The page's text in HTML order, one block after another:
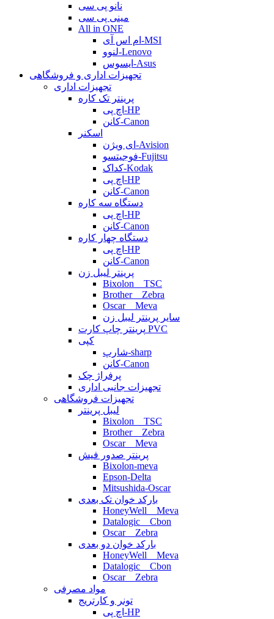
نانو پی سی
مینی پی سی
All in ONE
ام اس آی-MSI
لنوو-Lenovo
ایسوس-Asus
تجهیزات اداری و فروشگاهی
تجهیزات اداری
پرینتر تک کاره
اچ پی-HP
کانن-Canon
اسکنر
ای ویژن-Avision
فوجیتسو-Fujitsu
کداک-Kodak
اچ پی-HP
کانن-Canon
دستگاه سه کاره
اچ پی-HP
کانن-Canon
دستگاه چهار کاره
اچ پی-HP
کانن-Canon
پرینتر لیبل زن
Bixolon _ TSC
Brother _ Zebra
Oscar _ Meva
سایر پرینتر لیبل زن
پرینتر چاپ کارت PVC
کپی
شارپ-sharp
کانن-Canon
پرفراژ چک
تجهیزات جانبی اداری
تجهیزات فروشگاهی
لیبل پرینتر
Bixolon _ TSC
Brother _ Zebra
Oscar _ Meva
پرینتر صدور فیش
Bixolon-meva
Epson-Delta
Mitsushida-Oscar
بارکد خوان تک بعدی
HoneyWell _ Meva
Datalogic _ Cbon
Oscar _ Zebra
بارکد خوان دو بعدی
HoneyWell _ Meva
Datalogic _ Cbon
Oscar _ Zebra
مواد مصرفی
تونر و کارتریج
اچ پی-HP